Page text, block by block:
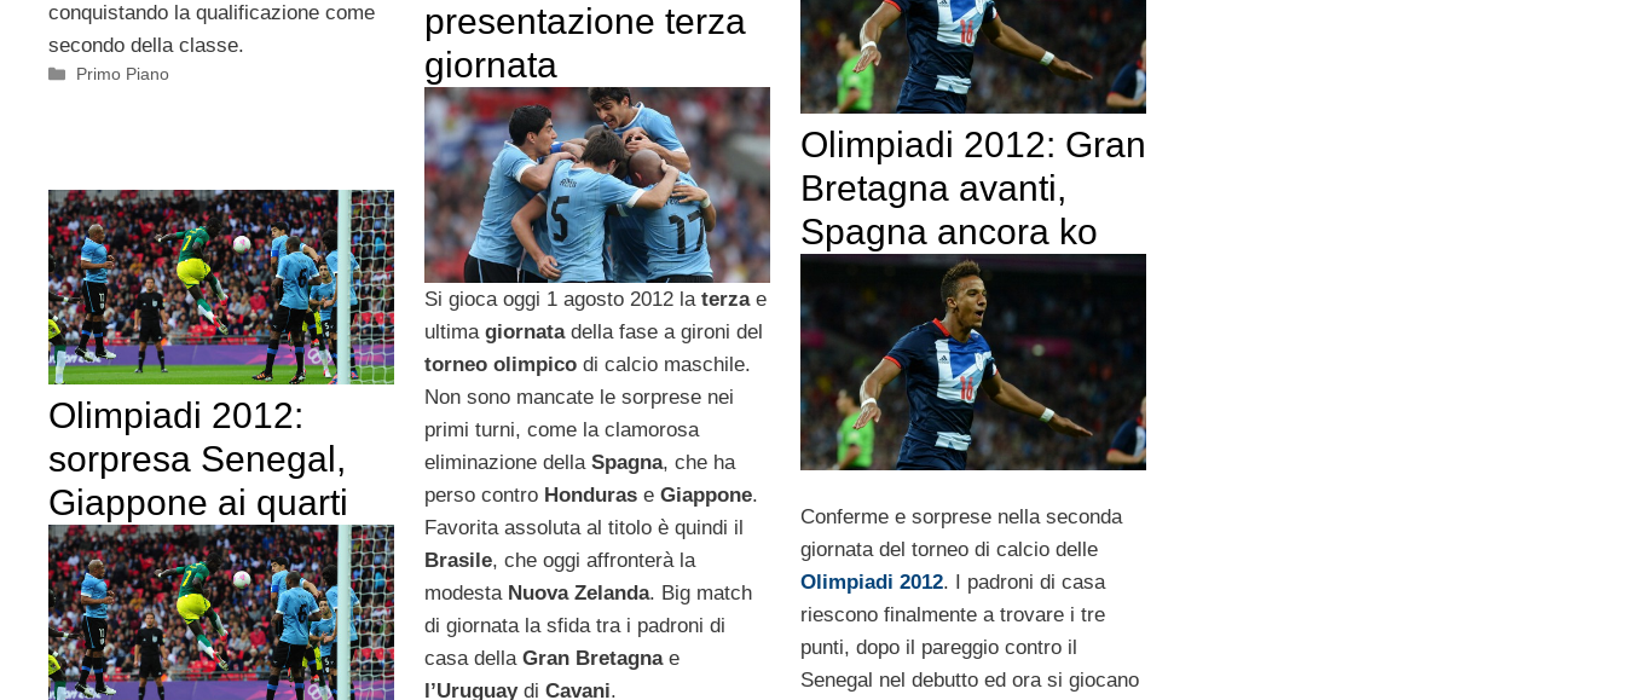
conquistando la qualificazione come
secondo della classe.
Categorie
Primo Piano
presentazione terza
giornata
Si gioca oggi 1 agosto 2012 la terzae
ultima giornatadella fase a gironi del
torneo olimpicodi calcio maschile.
Non sono mancate le sorprese nei
primi turni, come la clamorosa
eliminazione della Spagna, che ha
perso contro Hondurase Giappone.
Favorita assoluta al titolo è quindi il
Brasile, che oggi affronterà la
modesta Nuova Zelanda. Big match
di giornata la sfida tra i padroni di
casa della Gran Bretagnae
l’Uruguaydi Cavani.
Olimpiadi 2012: Gran
Bretagna avanti,
Spagna ancora ko
Conferme e sorprese nella seconda
giornata del torneo di calcio delle
Olimpiadi 2012. I padroni di casa
riescono finalmente a trovare i tre
punti, dopo il pareggio contro il
Senegal nel debutto ed ora si giocano
Olimpiadi 2012:
sorpresa Senegal,
Giappone ai quarti